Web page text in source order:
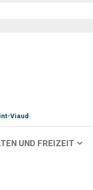
Viaud
UND FREIZEIT